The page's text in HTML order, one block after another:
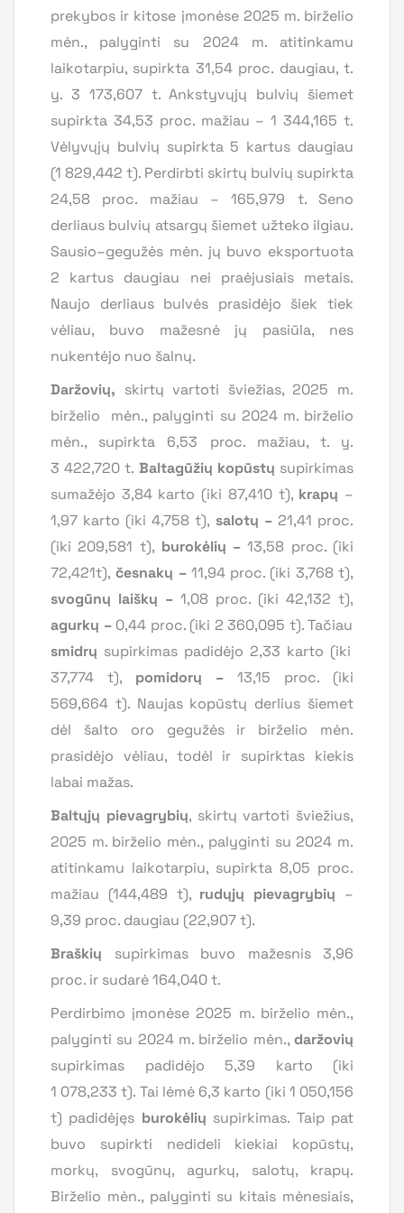
prekybos ir kitose įmonėse 2025 m. birželio
mėn., palyginti su 2024 m. atitinkamu
laikotarpiu, supirkta 31,54 proc. daugiau, t.
y. 3 173,607 t. Ankstyvųjų bulvių šiemet
supirkta 34,53 proc. mažiau – 1 344,165 t.
Vėlyvųjų bulvių supirkta 5 kartus daugiau
(1 829,442 t). Perdirbti skirtų bulvių supirkta
24,58 proc. mažiau – 165,979 t. Seno
derliaus bulvių atsargų šiemet užteko ilgiau.
Sausio–gegužės mėn. jų buvo eksportuota
2 kartus daugiau nei praėjusiais metais.
Naujo derliaus bulvės prasidėjo šiek tiek
vėliau, buvo mažesnė jų pasiūla, nes
nukentėjo nuo šalnų.
Daržovių, skirtų vartoti šviežias, 2025 m.
birželio mėn., palyginti su 2024 m. birželio
mėn., supirkta 6,53 proc. mažiau, t. y.
3 422,720 t. Baltagūžių kopūstų supirkimas
sumažėjo 3,84 karto (iki 87,410 t), krapų –
1,97 karto (iki 4,758 t), salotų – 21,41 proc.
(iki 209,581 t), burokėlių –13,58 proc. (iki
72,421t), česnakų –11,94 proc. (iki 3,768 t),
svogūnų laiškų – 1,08 proc. (iki 42,132 t),
agurkų –0,44 proc. (iki 2 360,095 t). Tačiau
smidrų supirkimas padidėjo 2,33 karto (iki
37,774 t), pomidorų – 13,15 proc. (iki
569,664 t). Naujas kopūstų derlius šiemet
dėl šalto oro gegužės ir birželio mėn.
prasidėjo vėliau, todėl ir supirktas kiekis
labai mažas.
Baltųjų pievagrybių, skirtų vartoti šviežius,
2025 m. birželio mėn., palyginti su 2024 m.
atitinkamu laikotarpiu, supirkta 8,05 proc.
mažiau (144,489 t), rudųjų pievagrybių –
9,39 proc. daugiau (22,907 t).
Braškių supirkimas buvo mažesnis 3,96
proc. ir sudarė 164,040 t.
Perdirbimo įmonėse 2025 m. birželio mėn.,
palyginti su 2024 m. birželio mėn., daržovių
supirkimas padidėjo 5,39 karto (iki
1 078,233 t). Tai lėmė 6,3 karto (iki 1 050,156
t) padidėjęs burokėlių supirkimas. Taip pat
buvo supirkti nedideli kiekiai kopūstų,
morkų, svogūnų, agurkų, salotų, krapų.
Birželio mėn., palyginti su kitais mėnesiais,